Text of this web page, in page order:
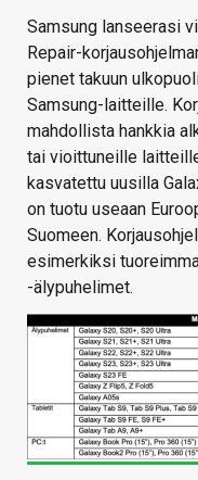
Samsung lanseerasi
Repair-
pienet takuun
Samsung-laitteille.
mahdollista hankkia
tai vioittuneille
kasvatettu uusilla
on tuotu useaan
Suomeen.
esimerkiksi
-älypuhelimet.